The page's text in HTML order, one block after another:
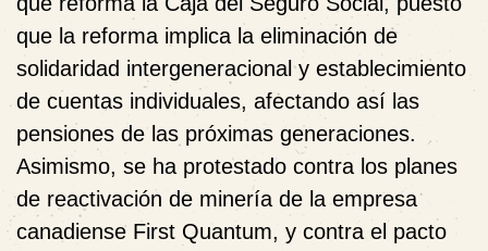
que la reforma implica la eliminación de
solidaridad intergeneracional y establecimiento
de cuentas individuales, afectando así las
pensiones de las próximas generaciones.
Asimismo, se ha protestado contra los planes
de reactivación de minería de la empresa
canadiense First Quantum, y contra el pacto